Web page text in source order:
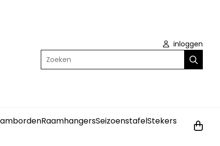
inloggen
Zoeken
RaamhangersSeizoenstafelStekers